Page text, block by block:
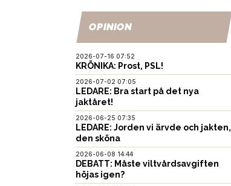
OPINION
2026-07-16 07:52
KRÖNIKA: Prost, PSL!
2026-07-02 07:05
LEDARE: Bra start på det nya
jaktåret!
2026-06-25 07:35
LEDARE: Jorden vi ärvde och jakten,
den sköna
2026-06-08 14:44
DEBATT: Måste viltvårdsavgiften
höjas igen?